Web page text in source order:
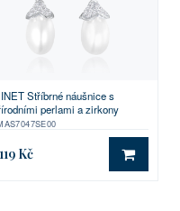
Stříbrné náušnice s
perlami a zirkony
Kč DO